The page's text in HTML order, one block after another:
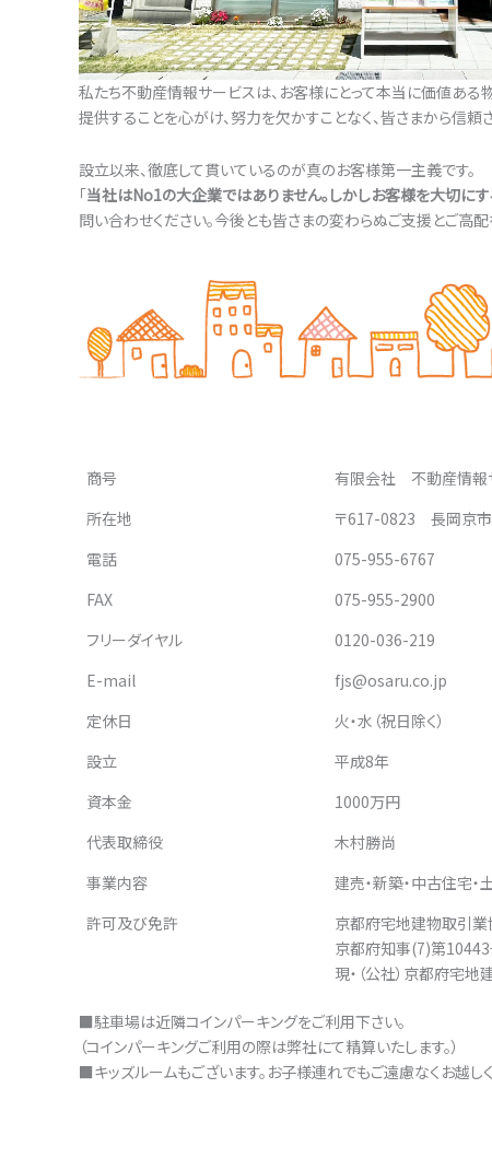
私たち不動産情報サービスは、お客様にとって本当に価値ある
提供することを心がけ、努力を欠かすことなく、皆さまから信頼
設立以来、徹底して貫いているのが真のお客様第一主義です。
「当社はNo1の大企業ではありません。しかしお客様を大切に
問い合わせください。今後とも皆さまの変わらぬご支援とご高
商号
有限会社 不動産情報
所在地
〒617-0823 長岡京
電話
075-955-6767
FAX
075-955-2900
フリーダイヤル
0120-036-219
E-mail
fjs@osaru.co.jp
定休日
火・水（祝日除く）
設立
平成8年
資本金
1000万円
代表取締役
木村勝尚
事業内容
建売・新築・中古住宅
許可及び免許
京都府宅地建物取引業
京都府知事(7)第
現・（公社）京都府宅
■駐車場は近隣コインパーキングをご利用下さい。
（コインパーキングご利用の際は弊社にて精算いたします。）
■キッズルームもございます。お子様連れでもご遠慮なくお越しく